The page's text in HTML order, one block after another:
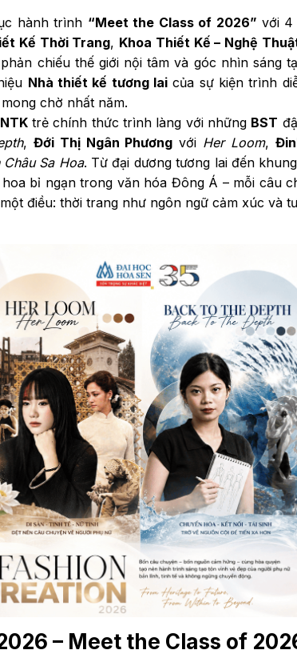
hành trình “Meet the Class of 2026” với 4
Kế Thời Trang, Khoa Thiết Kế – Nghệ
chiếu thế giới nội tâm và góc nhìn sáng
Nhà thiết kế tương lai của sự kiện trình
mong chờ nhất năm.
NTKtrẻ chính thức trình làng với những BST
,Đới Thị Ngân Phương với Her Loom,
Châu Sa Hoa. Từ đại dương tương lai đến
bỉ ngạn trong văn hóa Đông Á – mỗi câu
điều: thời trang như ngôn ngữ cảm xúc và
– Meet the Class of